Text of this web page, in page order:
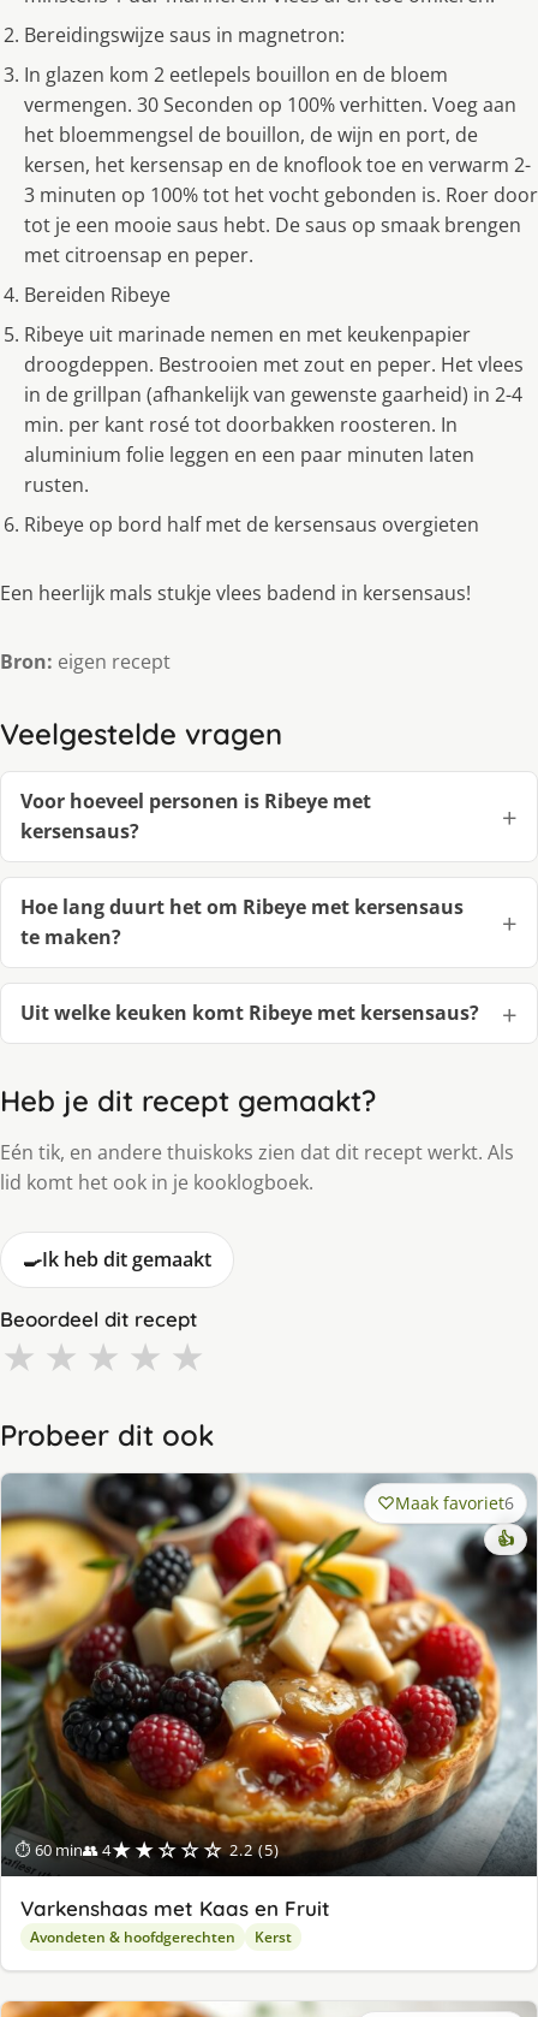
Bereidingswijze saus in magnetron:
In glazen kom 2 eetlepels bouillon en de bloem
vermengen. 30 Seconden op 100% verhitten. Voeg aan
het bloemmengsel de bouillon, de wijn en port, de
kersen, het kersensap en de knoflook toe en verwarm 2-
3 minuten op 100% tot het vocht gebonden is. Roer door
tot je een mooie saus hebt. De saus op smaak brengen
met citroensap en peper.
Bereiden Ribeye
Ribeye uit marinade nemen en met keukenpapier
droogdeppen. Bestrooien met zout en peper. Het vlees
in de grillpan (afhankelijk van gewenste gaarheid) in 2-4
min. per kant rosé tot doorbakken roosteren. In
aluminium folie leggen en een paar minuten laten
rusten.
Ribeye op bord half met de kersensaus overgieten
Een heerlijk mals stukje vlees badend in kersensaus!
Bron: eigen recept
Veelgestelde vragen
Voor hoeveel personen is Ribeye met
kersensaus?
Hoe lang duurt het om Ribeye met kersensaus
te maken?
Uit welke keuken komt Ribeye met kersensaus?
Heb je dit recept gemaakt?
Eén tik, en andere thuiskoks zien dat dit recept werkt. Als
lid komt het ook in je kooklogboek.
🍳Ik heb dit gemaakt
Beoordeel dit recept
★ ★ ★ ★ ★
Probeer dit ook
⏱ 60 min👥 4★★☆☆☆ 2.2 (5)
Maak favoriet6
👍
Varkenshaas met Kaas en Fruit
Avondeten & hoofdgerechten Kerst